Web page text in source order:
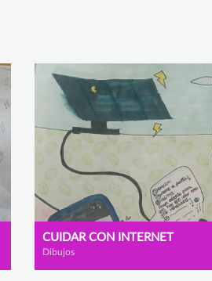
CUIDAR CON INTERNET
Dibujos